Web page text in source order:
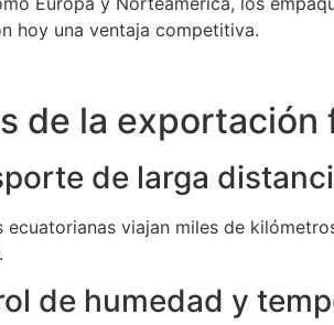
hoy una ventaja competitiva.
de la
de larga
ecuatorianas viajan miles de
de humedad y